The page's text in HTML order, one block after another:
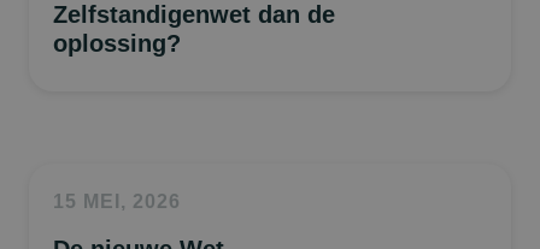
Zelfstandigenwet dan de
oplossing?
15 MEI, 2026